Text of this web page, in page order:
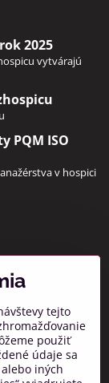
2025
vytvárajú
PQM ISO
v hospici
tejto
použiť
údaje sa
iných